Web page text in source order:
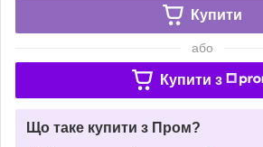
Купити
або
Купити з
Що таке купити з Пром?